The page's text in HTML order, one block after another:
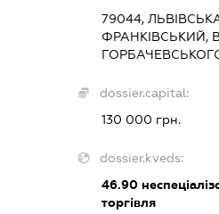
79044,
ФРАНКІВСЬКИЙ,
dossier.capital:
130 000 грн.
dossier.kveds:
46.90
торгівля